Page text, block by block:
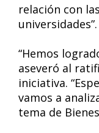
relación con
universidades”.
“Hemos
aseveró al
iniciativa.
vamos a
tema de